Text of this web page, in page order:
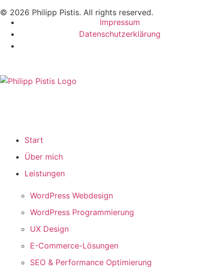
© 2026 Philipp Pistis. All rights reserved.
Impressum
Datenschutz­erklärung
Start
Über mich
Leistungen
WordPress Webdesign
WordPress Programmierung
UX Design
E-Commerce-Lösungen
SEO & Performance Optimierung